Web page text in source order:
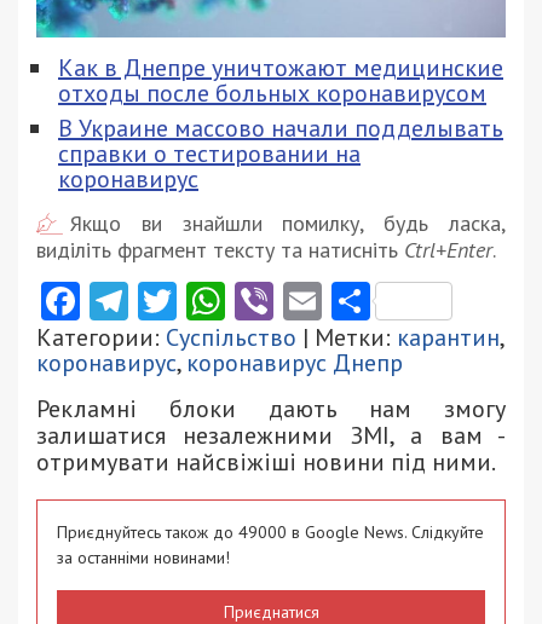
Как в Днепре уничтожают медицинские
отходы после больных коронавирусом
В Украине массово начали подделывать
справки о тестировании на
коронавирус
Якщо ви знайшли помилку, будь ласка,
виділіть фрагмент тексту та натисніть Ctrl+Enter.
Facebook
Telegram
Twitter
WhatsApp
ViberEmail
Категории: Суспільство | Метки: карантин,
коронавирус, коронавирус Днепр
Рекламні блоки дають нам змогу
залишатися незалежними ЗМІ, а вам -
отримувати найсвіжіші новини під ними.
Приєднуйтесь також до 49000 в Google News. Слідкуйте
за останніми новинами!
Приєднатися